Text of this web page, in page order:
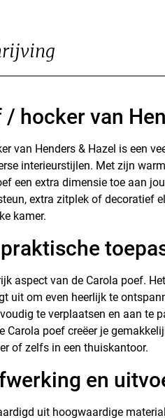
hocker van
van Henders & Hazel is een
interieurstijlen. Met zijn
een extra dimensie toe aan
extra zitplek of decoratief
kamer.
aspect van de Carola poef.
uit om even heerlijk te
te verplaatsen en aan te
Carola poef creëer je
of zelfs in een thuiskantoor.
en
uit hoogwaardige